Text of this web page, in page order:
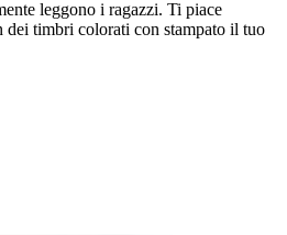
leggono i ragazzi. Ti piace
timbri colorati con stampato il tuo